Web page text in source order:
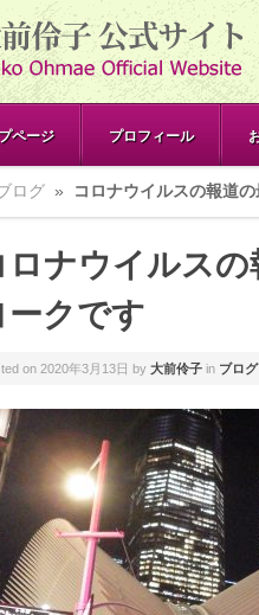
ページ プロフィール
ログ » コロナウイルスの報道
ロナウイルス
ークです
on 2020年3月13日 by 大前伶子 in ブログ